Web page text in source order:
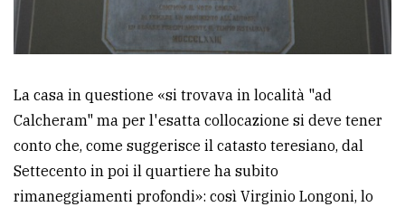
La casa in questione «si trovava in località "ad
Calcheram" ma per l'esatta collocazione si deve tener
conto che, come suggerisce il catasto teresiano, dal
Settecento in poi il quartiere ha subito
rimaneggiamenti profondi»: così Virginio Longoni, lo